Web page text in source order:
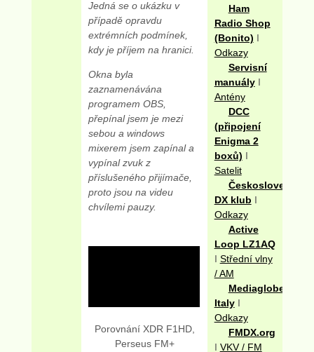
Jedná se o ukázku v
případě opravdu
extrémních podmínek,
kdy je příjem na hranici.
Okna byla
zaznamenávána
programem OBS,
přepínal jsem je mezi
sebou a windows
mixerem jsem zapínal a
vypínal zvuk z
příslušeného přijímače,
proto jsou na videu
chvílemi pauzy.
Porovnání XDR F1HD,
Perseus FM+
Ham
Radio Shop
(Bonito) I
Odkazy
Servisní
manuály I
Antény
DCC
(připojení
Enigma 2
boxů) I
Satelit
Československý
DX klub I
Odkazy
Active
Loop LZ1AQ
I Střední vlny
/ AM
Mediaglobe
Italy I
Odkazy
FMDX.org
I VKV / FM